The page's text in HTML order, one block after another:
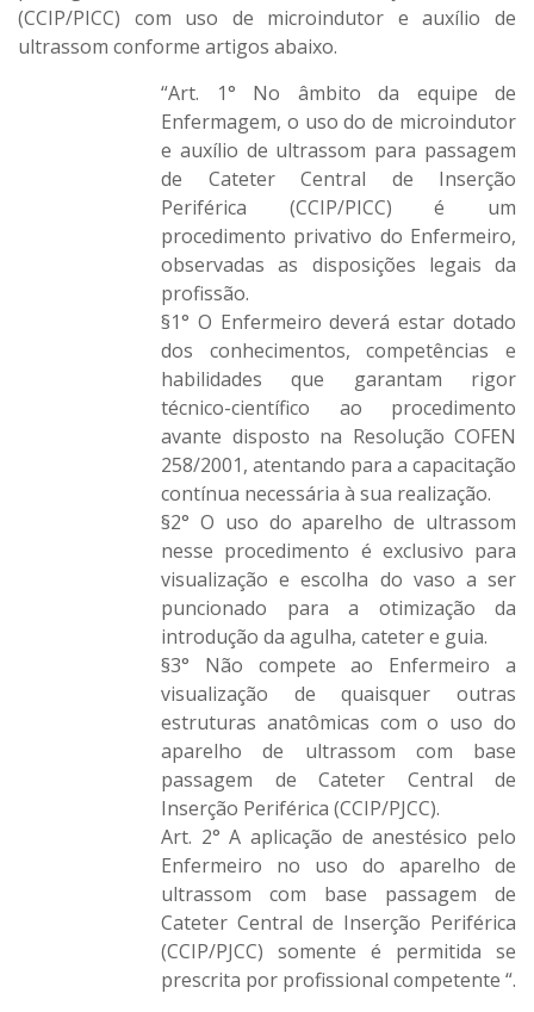
(CCIP/PICC) com uso de microindutor e auxílio de
ultrassom conforme artigos abaixo.
“Art. 1° No âmbito da equipe de
Enfermagem, o uso do de microindutor
e auxílio de ultrassom para passagem
de Cateter Central de Inserção
Periférica (CCIP/PICC) é um
procedimento privativo do Enfermeiro,
observadas as disposições legais da
profissão.
§1° O Enfermeiro deverá estar dotado
dos conhecimentos, competências e
habilidades que garantam rigor
técnico-científico ao procedimento
avante disposto na Resolução COFEN
258/2001, atentando para a capacitação
contínua necessária à sua realização.
§2° O uso do aparelho de ultrassom
nesse procedimento é exclusivo para
visualização e escolha do vaso a ser
puncionado para a otimização da
introdução da agulha, cateter e guia.
§3° Não compete ao Enfermeiro a
visualização de quaisquer outras
estruturas anatômicas com o uso do
aparelho de ultrassom com base
passagem de Cateter Central de
Inserção Periférica (CCIP/PJCC).
Art. 2° A aplicação de anestésico pelo
Enfermeiro no uso do aparelho de
ultrassom com base passagem de
Cateter Central de Inserção Periférica
(CCIP/PJCC) somente é permitida se
prescrita por profissional competente “.